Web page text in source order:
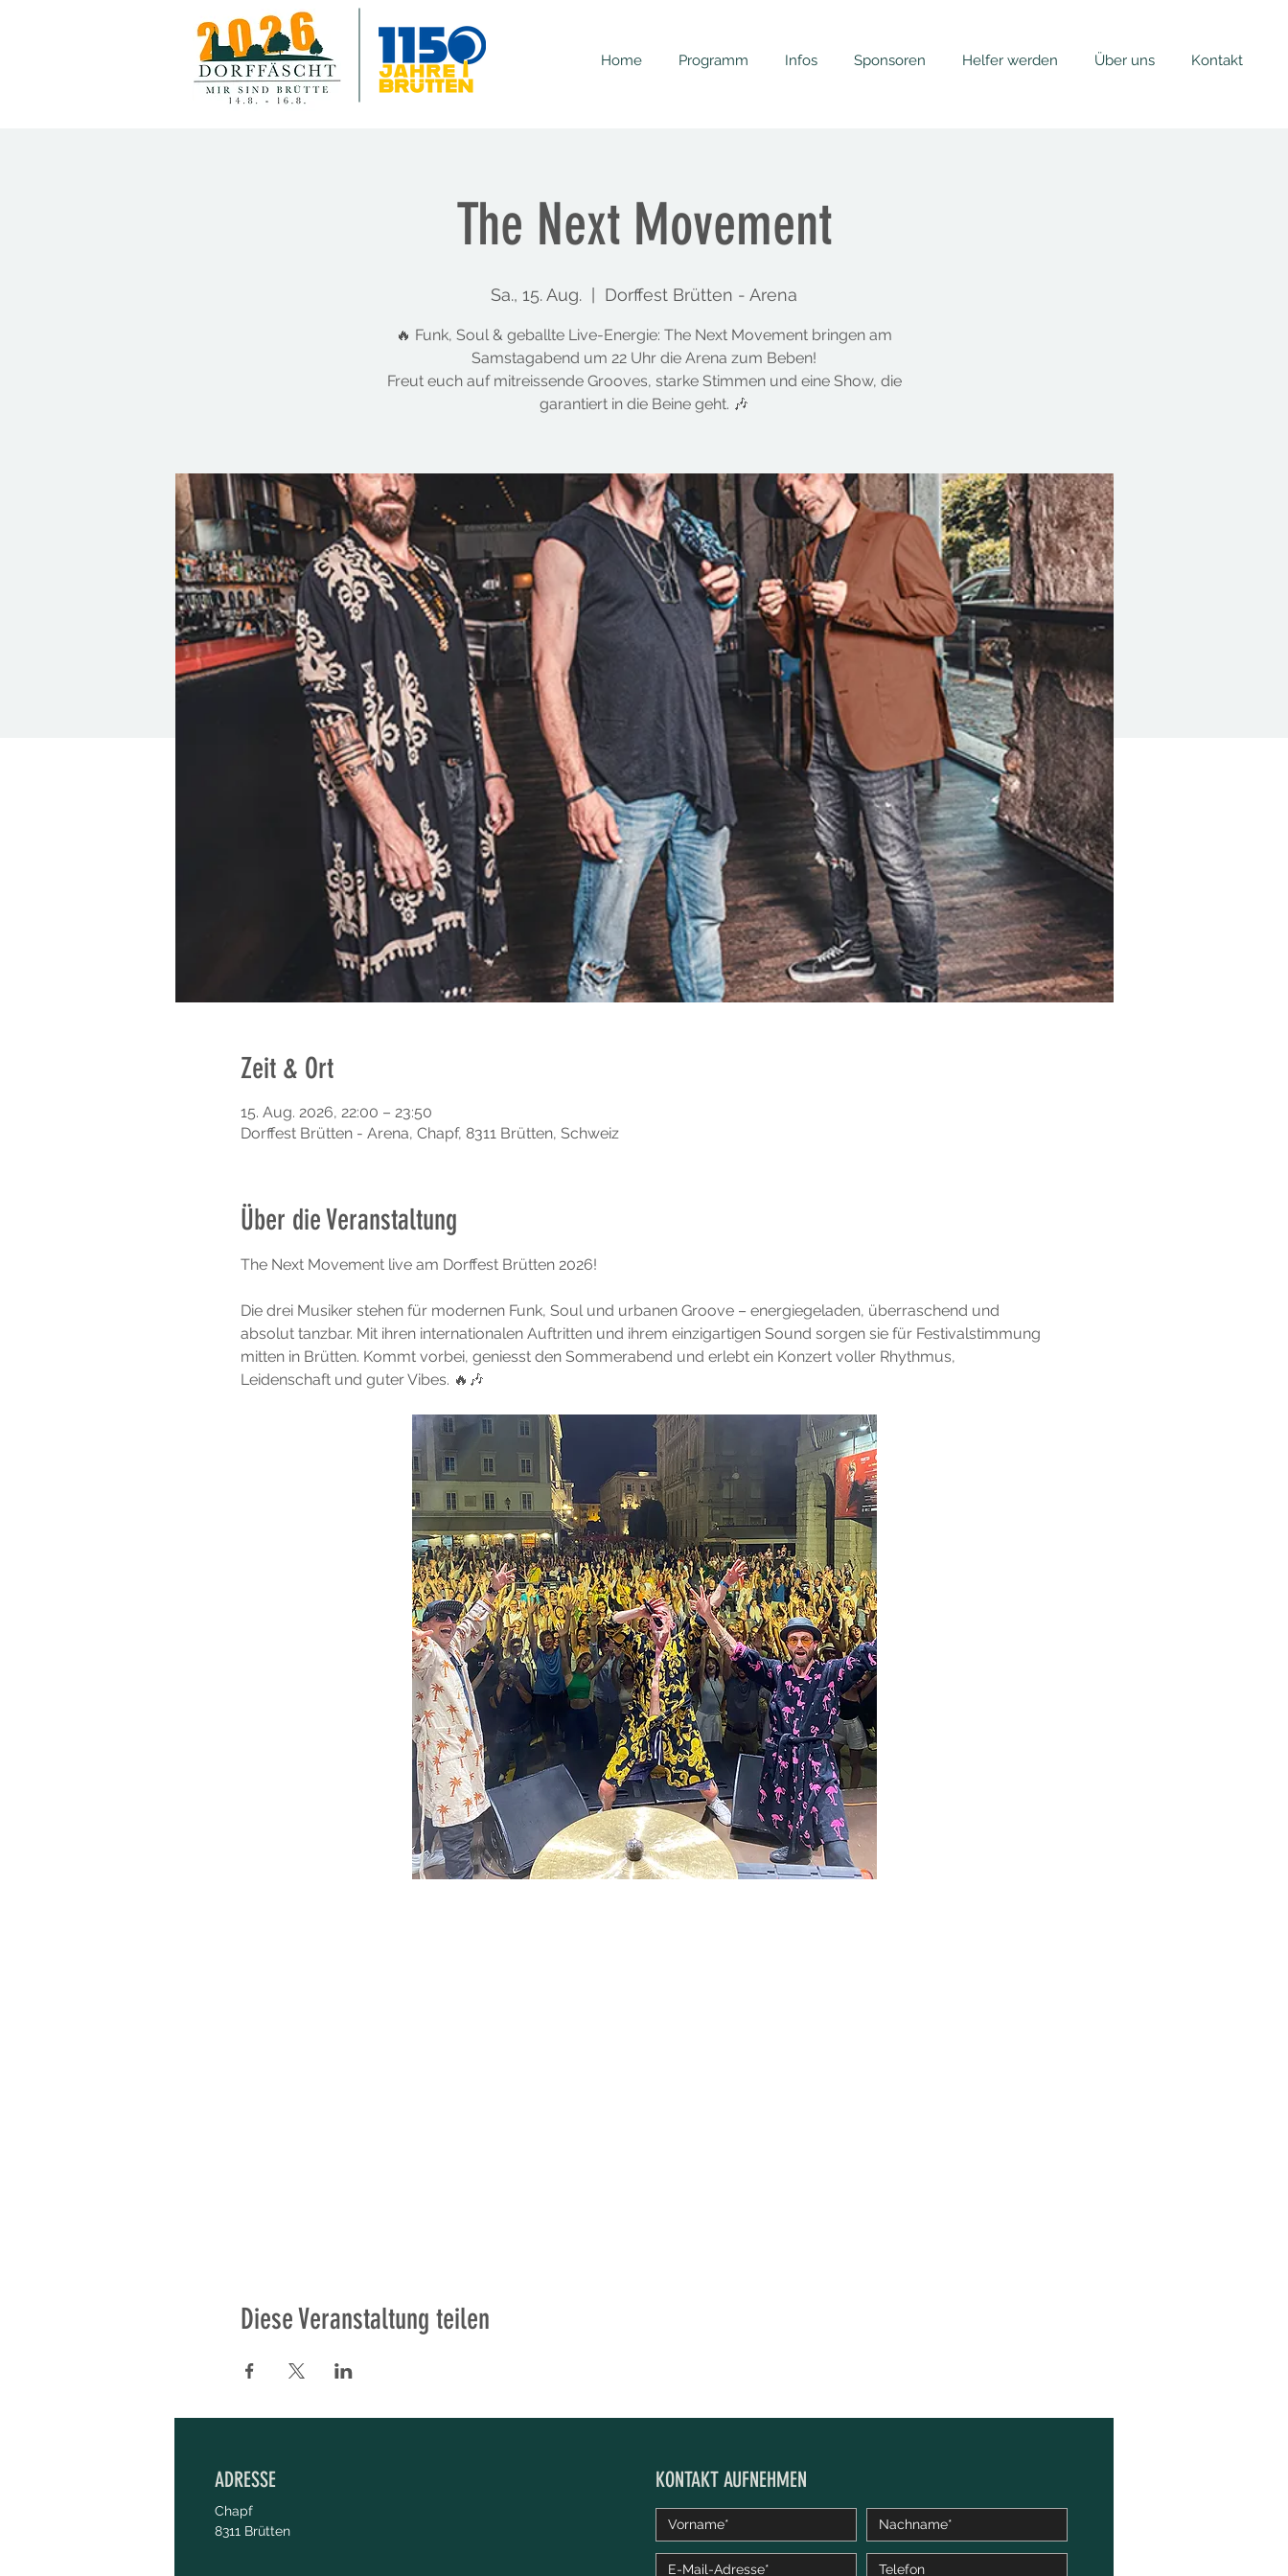
Home Programm Infos Sponsoren Helfer werden Über uns Kontakt
The Next Movement
Sa., 15. Aug. Dorffest Brütten - Arena
🔥 Funk, Soul & geballte Live-Energie: The Next Movement bringen am
Samstagabend um 22 Uhr die Arena zum Beben!
Freut euch auf mitreissende Grooves, starke Stimmen und eine Show, die
garantiert in die Beine geht. 🎶
Zeit & Ort
15. Aug. 2026, 22:00 – 23:50
Dorffest Brütten - Arena, Chapf, 8311 Brütten, Schweiz
Über die Veranstaltung
The Next Movement live am Dorffest Brütten 2026!
Die drei Musiker stehen für modernen Funk, Soul und urbanen Groove – energiegeladen, überraschend und
absolut tanzbar. Mit ihren internationalen Auftritten und ihrem einzigartigen Sound sorgen sie für Festivalstimmung
mitten in Brütten. Kommt vorbei, geniesst den Sommerabend und erlebt ein Konzert voller Rhythmus,
Leidenschaft und guter Vibes. 🔥🎶
Diese Veranstaltung teilen
ADRESSE
Chapf
8311 Brütten
KONTAKT AUFNEHMEN